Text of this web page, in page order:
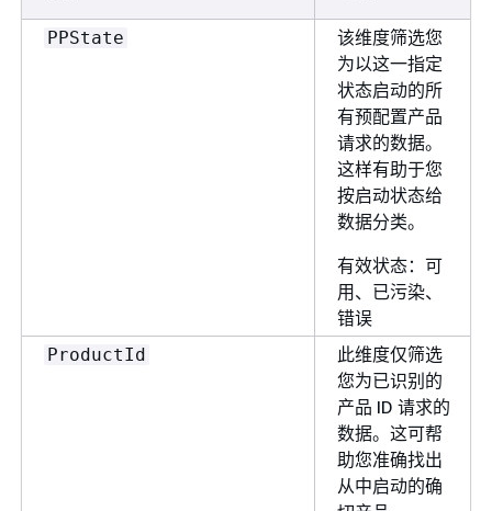
PPState
该维度筛选您
为以这一指定
状态启动的所
有预配置产品
请求的数据。
这样有助于您
按启动状态给
数据分类。
有效状态：可
用、已污染、
错误
ProductId
此维度仅筛选
您为已识别的
产品 ID 请求的
数据。这可帮
助您准确找出
从中启动的确